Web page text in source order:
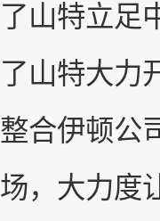
了山特立足
了山特大力
整合伊顿公
场，大力度